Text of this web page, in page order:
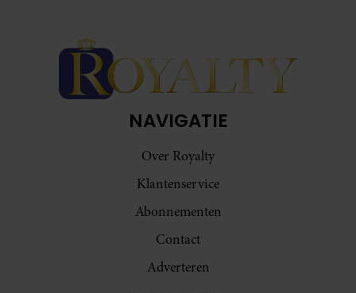
NAVIGATIE
Over Royalty
Klantenservice
Abonnementen
Contact
Adverteren